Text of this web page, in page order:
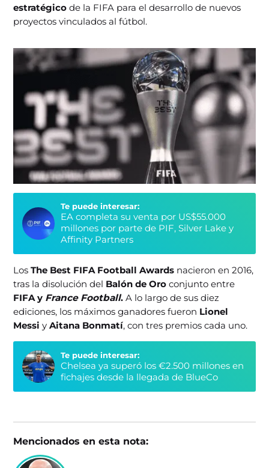
estratégico de la FIFA para el desarrollo de nuevos
proyectos vinculados al fútbol.
Te puede interesar:
EA completa su venta por US$55.000
millones por parte de PIF, Silver Lake y
Affinity Partners
LosThe Best FIFA Football Awards nacieron en 2016,
tras la disolución del Balón de Oro conjunto entre
FIFA y France Football. A lo largo de sus diez
ediciones, los máximos ganadores fueron Lionel
Messi yAitana Bonmatí, con tres premios cada uno.
Te puede interesar:
Chelsea ya superó los €2.500 millones en
fichajes desde la llegada de BlueCo
Mencionados en esta nota: